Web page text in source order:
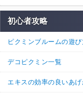
初心者攻略
ピクミンブルームの遊
デコピクミン一覧
エキスの効率の良いあ